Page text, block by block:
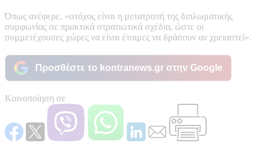
Όπως ανέφερε, «στόχος είναι η μετατροπή της διπλωματικής
συμφωνίας σε πρακτικά στρατιωτικά σχέδια, ώστε οι
συμμετέχουσες χώρες να είναι έτοιμες να δράσουν αν χρειαστεί».
Προσθέστε το kontranews.gr στην Google
Κοινοποίηση σε